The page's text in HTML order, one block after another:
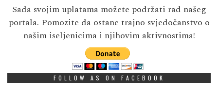
Sada svojim uplatama možete podržati rad našeg
portala. Pomozite da ostane trajno svjedočanstvo o
našim iseljenicima i njihovim aktivnostima!
FOLLOW AS ON FACEBOOK